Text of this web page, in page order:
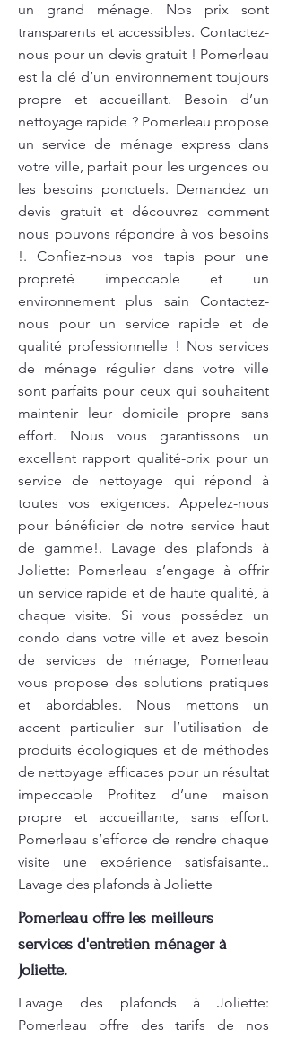
un grand ménage. Nos prix sont
transparents et accessibles. Contactez-
nous pour un devis gratuit ! Pomerleau
est la clé d’un environnement toujours
propre et accueillant. Besoin d’un
nettoyage rapide ? Pomerleau propose
un service de ménage express dans
votre ville, parfait pour les urgences ou
les besoins ponctuels. Demandez un
devis gratuit et découvrez comment
nous pouvons répondre à vos besoins
!. Confiez-nous vos tapis pour une
propreté impeccable et un
environnement plus sain Contactez-
nous pour un service rapide et de
qualité professionnelle ! Nos services
de ménage régulier dans votre ville
sont parfaits pour ceux qui souhaitent
maintenir leur domicile propre sans
effort. Nous vous garantissons un
excellent rapport qualité-prix pour un
service de nettoyage qui répond à
toutes vos exigences. Appelez-nous
pour bénéficier de notre service haut
de gamme!. Lavage des plafonds à
Joliette: Pomerleau s’engage à offrir
un service rapide et de haute qualité, à
chaque visite. Si vous possédez un
condo dans votre ville et avez besoin
de services de ménage, Pomerleau
vous propose des solutions pratiques
et abordables. Nous mettons un
accent particulier sur l’utilisation de
produits écologiques et de méthodes
de nettoyage efficaces pour un résultat
impeccable Profitez d’une maison
propre et accueillante, sans effort.
Pomerleau s’efforce de rendre chaque
visite une expérience satisfaisante..
Lavage des plafonds à Joliette
Pomerleau offre les meilleurs
services d'entretien ménager à
Joliette.
Lavage des plafonds à Joliette:
Pomerleau offre des tarifs de nos